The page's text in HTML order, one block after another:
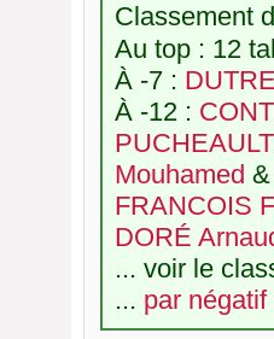
Classement
Au top : 12
À -7 :
À -12 :
Mouhamed
FRANCOIS
DORÉ
... voir le
... par négatif